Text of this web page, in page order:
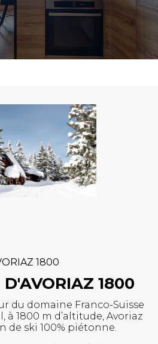
1800
1800
du domaine Franco-Suisse
à 1800 m d’altitude, Avoriaz
de ski 100% piétonne.